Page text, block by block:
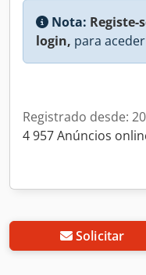
Nota:
login, para
Registrado desde:
4 957 Anúncios
Solicitar